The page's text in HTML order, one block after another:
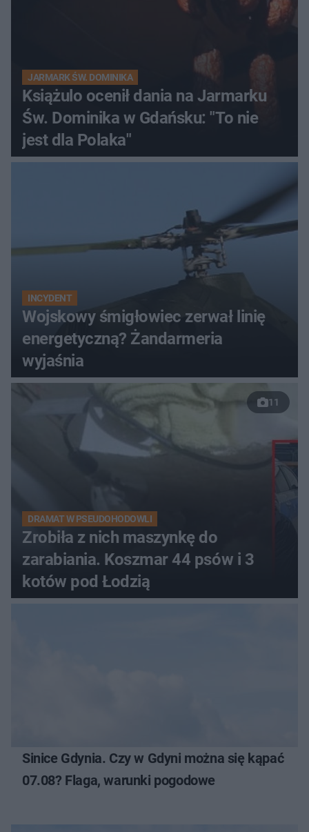
JARMARK ŚW. DOMINIKA
Książulo ocenił dania na Jarmarku
Św. Dominika w Gdańsku: "To nie
jest dla Polaka"
INCYDENT
Wojskowy śmigłowiec zerwał linię
energetyczną? Żandarmeria
wyjaśnia
11
DRAMAT W PSEUDOHODOWLI
Zrobiła z nich maszynkę do
zarabiania. Koszmar 44 psów i 3
kotów pod Łodzią
Sinice Gdynia. Czy w Gdyni można się kąpać
07.08? Flaga, warunki pogodowe